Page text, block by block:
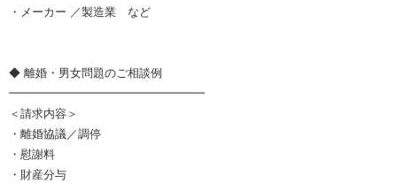
・メーカー ／製造業 など
◆ 離婚・男女問題のご相談例
━━━━━━━━━━━━━━━━━
＜請求内容＞
・離婚協議／調停
・慰謝料
・財産分与